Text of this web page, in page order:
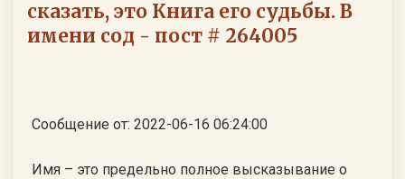
сказать, это Книга его судьбы. В
имени сод - пост # 264005
Сообщение от: 2022-06-16 06:24:00
Имя – это предельно полное высказывание о